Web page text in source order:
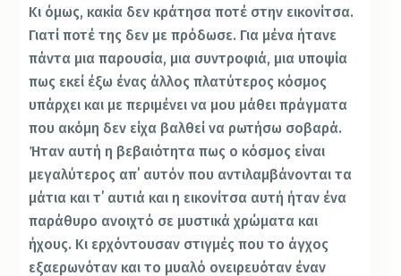
Κι όμως, κακία δεν κράτησα ποτέ στην εικονίτσα.
Γιατί ποτέ της δεν με πρόδωσε. Για μένα ήτανε
πάντα μια παρουσία, μια συντροφιά, μια υποψία
πως εκεί έξω ένας άλλος πλατύτερος κόσμος
υπάρχει και με περιμένει να μου μάθει πράγματα
που ακόμη δεν είχα βαλθεί να ρωτήσω σοβαρά.
Ήταν αυτή η βεβαιότητα πως ο κόσμος είναι
μεγαλύτερος απ΄ αυτόν που αντιλαμβάνονται τα
μάτια και τ΄ αυτιά και η εικονίτσα αυτή ήταν ένα
παράθυρο ανοιχτό σε μυστικά χρώματα και
ήχους. Κι ερχόντουσαν στιγμές που το άγχος
εξαερωνόταν και το μυαλό ονειρευόταν έναν